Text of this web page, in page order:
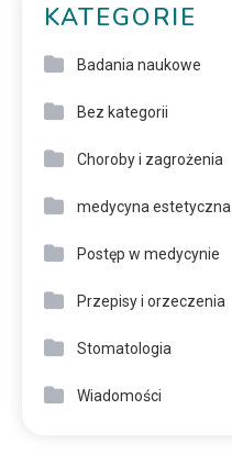
KATEGORIE
Badania naukowe
Bez kategorii
Choroby i zagrożenia
medycyna estetyczna
Postęp w medycynie
Przepisy i orzeczenia
Stomatologia
Wiadomości